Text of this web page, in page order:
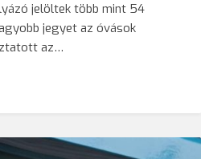
jelöltek több mint 54
jegyet az óvások
az…